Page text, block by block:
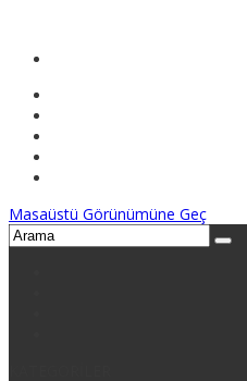
Masaüstü Görünümüne Geç